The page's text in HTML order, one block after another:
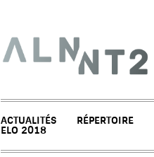
ACTUALITÉS RÉPERTOIRE
ELO 2018